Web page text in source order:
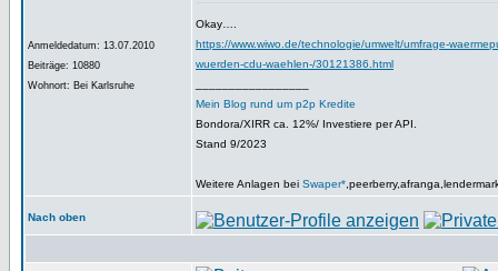
Anmeldedatum: 13.07.2010
Beiträge: 10880
Wohnort: Bei Karlsruhe
Okay….
https://www.wiwo.de/technologie/umwelt/umfrage-
wuerden-cdu-waehlen-/30121386.html
Mein Blog rund um p2p Kredite
Bondora/XIRR ca. 12%/ Investiere per API.
Stand 9/2023
Weitere Anlagen bei Swaper*
Nach oben